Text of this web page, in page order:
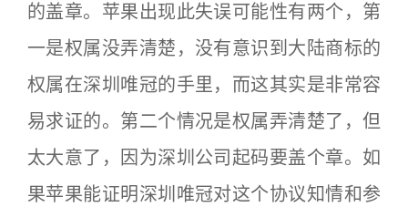
的盖章。苹果出现此失误可能性有两个，第
一是权属没弄清楚，没有意识到大陆商标的
权属在深圳唯冠的手里，而这其实是非常容
易求证的。第二个情况是权属弄清楚了，但
太大意了，因为深圳公司起码要盖个章。如
果苹果能证明深圳唯冠对这个协议知情和参